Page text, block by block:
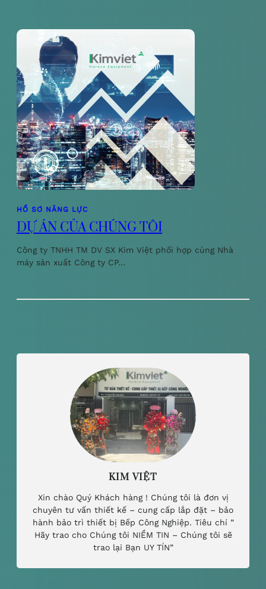
HỒ SƠ NĂNG LỰC
DỰ ÁN CỦA CHÚNG TÔI
Công ty TNHH TM DV SX Kim Việt phối hợp cùng Nhà
máy sản xuất Công ty CP…
KIM VIỆT
Xin chào Quý Khách hàng ! Chúng tôi là đơn vị
chuyên tư vấn thiết kế – cung cấp lắp đặt – bảo
hành bảo trì thiết bị Bếp Công Nghiệp. Tiêu chí ”
Hãy trao cho Chúng tôi NIỀM TIN – Chúng tôi sẽ
trao lại Bạn UY TÍN”